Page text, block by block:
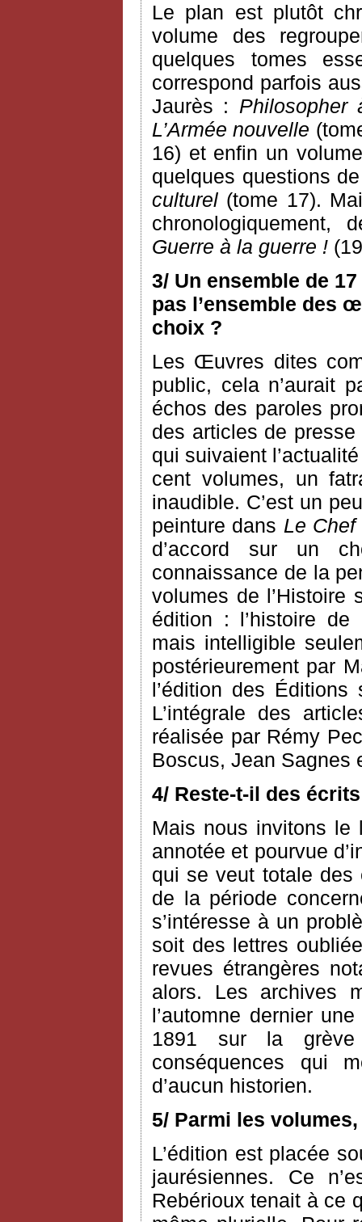
Le plan est plutôt
volume des
quelques tomes
correspond parfois
Jaurès : Philosopher
L’Armée nouvelle
16) et enfin un
quelques questions
culturel (tome 17).
chronologiquement,
Guerre à la guerre !
3/ Un ensemble de
pas l’ensemble des
choix ?
Les Œuvres dites
public, cela n’aurait
échos des paroles
des articles de
qui suivaient
cent volumes, un
inaudible. C’est un
peinture dans Le
d’accord sur un
connaissance de la
volumes de l’Histoire
édition : l’histoire
mais intelligible
postérieurement par
l’édition des
L’intégrale des
réalisée par Rémy
Boscus, Jean Sagnes
4/ Reste-t-il des
Mais nous invitons le
annotée et pourvue
qui se veut totale des
de la période
s’intéresse à un
soit des lettres
revues étrangères
alors. Les archives
l’automne dernier
1891 sur la
conséquences qui
d’aucun historien.
5/ Parmi les
L’édition est placée
jaurésiennes. Ce
Rebérioux tenait à ce